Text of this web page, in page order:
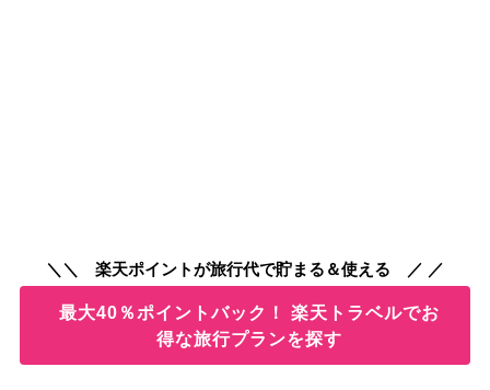
＼＼ 楽天ポイントが旅行代で貯まる＆使える ／ ／
最大40％ポイントバック！ 楽天トラベルでお
得な旅行プランを探す